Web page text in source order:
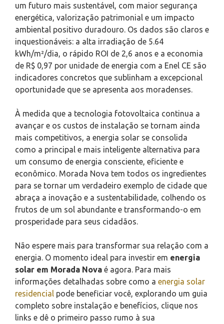
um futuro mais sustentável, com maior segurança
energética, valorização patrimonial e um impacto
ambiental positivo duradouro. Os dados são claros e
inquestionáveis: a alta irradiação de 5.64
kWh/m²/dia, o rápido ROI de 2,6 anos e a economia
de R$ 0,97 por unidade de energia com a Enel CE são
indicadores concretos que sublinham a excepcional
oportunidade que se apresenta aos moradenses.
À medida que a tecnologia fotovoltaica continua a
avançar e os custos de instalação se tornam ainda
mais competitivos, a energia solar se consolida
como a principal e mais inteligente alternativa para
um consumo de energia consciente, eficiente e
econômico. Morada Nova tem todos os ingredientes
para se tornar um verdadeiro exemplo de cidade que
abraça a inovação e a sustentabilidade, colhendo os
frutos de um sol abundante e transformando-o em
prosperidade para seus cidadãos.
Não espere mais para transformar sua relação com a
energia. O momento ideal para investir em energia
solar em Morada Nova é agora. Para mais
informações detalhadas sobre como a energia solar
residencial pode beneficiar você, explorando um guia
completo sobre instalação e benefícios, clique nos
links e dê o primeiro passo rumo à sua